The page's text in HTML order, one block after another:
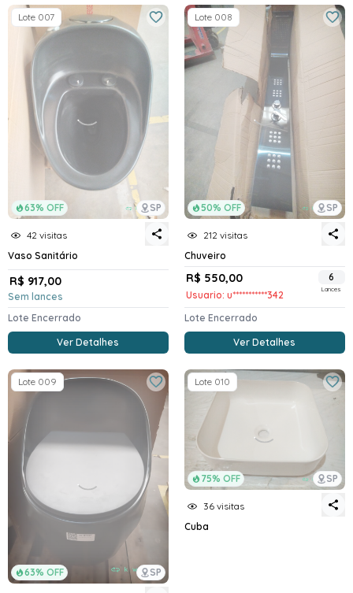
63% OFF SP
Lote 007
42 visitas
Vaso Sanitário
R$ 917,00
Sem lances
Lote Encerrado
Ver Detalhes
50% OFF SP
Lote 008
212 visitas
Chuveiro
R$ 550,00
Usuario: u***********342
6
Lances
Lote Encerrado
Ver Detalhes
63% OFF SP
Lote 009
75% OFF SP
Lote 010
36 visitas
Cuba